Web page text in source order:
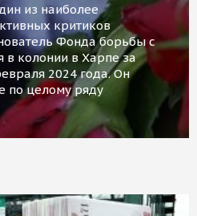
из наиболее
критиков
Фонда борьбы с
в колонии в Харпе за
2024 года. Он
по целому ряду